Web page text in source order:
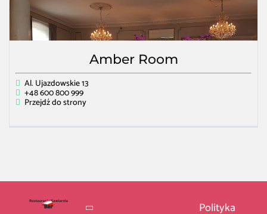
Amber Room
Al. Ujazdowskie 13
+48 600 800 999
Przejdź do strony
Polityka